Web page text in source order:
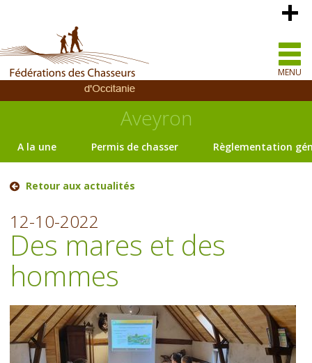
MENU
Aveyron
A la une Permis de chasser Règlementation
Retour aux actualités
12-10-2022
Des mares et des
hommes